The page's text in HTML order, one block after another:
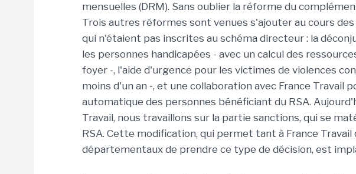
mensuelles (DRM). Sans oublier la réforme du
Trois autres réformes sont venues s'ajouter au cours
qui n'étaient pas inscrites au schéma directeur : la
les personnes handicapées - avec un calcul des
foyer -, l'aide d'urgence pour les victimes de violences
moins d'un an -, et une collaboration avec France Travail
automatique des personnes bénéficiant du RSA.
Travail, nous travaillons sur la partie sanctions, qui se
RSA. Cette modification, qui permet tant à France Travail
départementaux de prendre ce type de décision, est